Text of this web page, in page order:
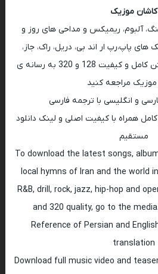
کاشان موزیک
آلبوم، ریمیکس و مداحی های روز و
پاپ،رپ ار اند بی، دریل، راک، جاز،
هیپ هاپ و اپرا همراه با متن کامل و کیفیت 128 و 320 به رسانه ی
مراجعه کنید
و انگلیسی با ترجمه فارسی
همراه با کیفیت اصلی و لینک دانلود
مستقیم
To download the latest songs,
local hymns of Iran and the world
R&B, drill, rock, jazz, hip-hop and
and 320 quality, go to the
Reference of Persian and
translation
Download full music video and